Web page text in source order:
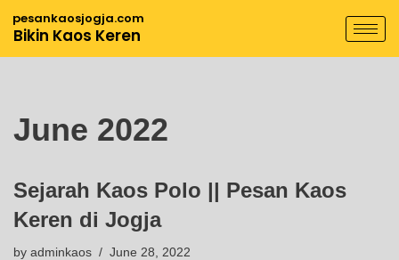
pesankaosjogja.com
Bikin Kaos Keren
June 2022
Sejarah Kaos Polo || Pesan Kaos
Keren di Jogja
by adminkaos June 28, 2022